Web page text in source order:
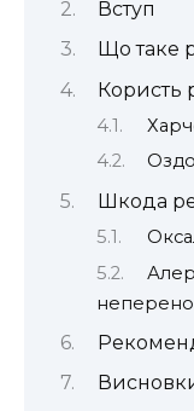
Вступ
Що таке
Користь
Шкода